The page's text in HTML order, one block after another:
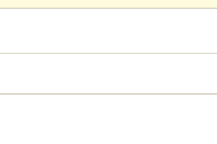
の前の小
が日々の